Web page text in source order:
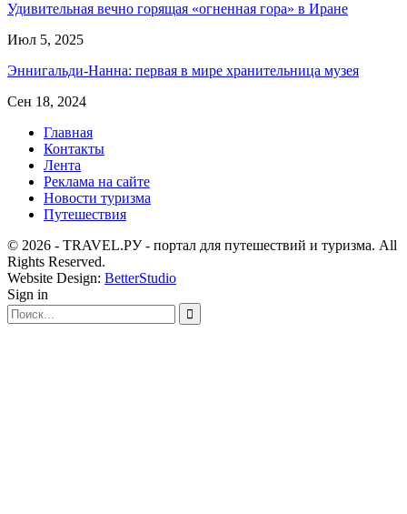
Удивительная вечно горящая «огненная гора» в Иране
Июл 5, 2025
Эннигальди-Нанна: первая в мире хранительница музея
Сен 18, 2024
Главная
Контакты
Лента
Реклама на сайте
Новости туризма
Путешествия
© 2026 - TRAVEL.РУ - портал для путешествий и туризма. All
Rights Reserved.
Website Design: BetterStudio
Sign in